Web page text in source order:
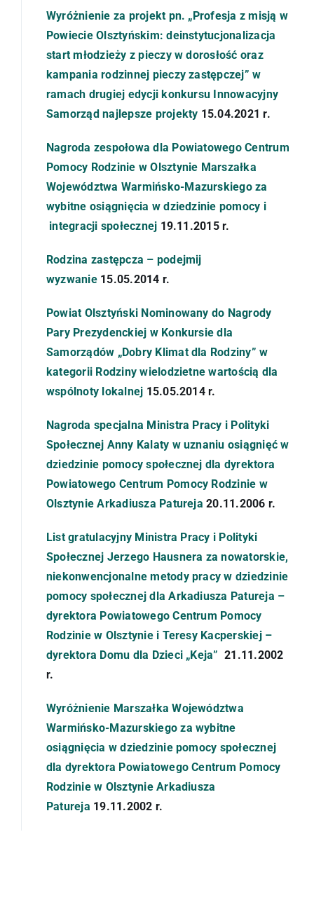
Wyróżnienie za projekt pn. „Profesja z misją w
Powiecie Olsztyńskim: deinstytucjonalizacja
start młodzieży z pieczy w dorosłość oraz
kampania rodzinnej pieczy zastępczej” w
ramach drugiej edycji konkursu Innowacyjny
Samorząd najlepsze projekty 15.04.2021 r.
Nagroda zespołowa dla Powiatowego Centrum
Pomocy Rodzinie w Olsztynie Marszałka
Województwa Warmińsko-Mazurskiego za
wybitne osiągnięcia w dziedzinie pomocy i
integracji społecznej 19.11.2015 r.
Rodzina zastępcza – podejmij
wyzwanie15.05.2014 r.
Powiat Olsztyński Nominowany do Nagrody
Pary Prezydenckiej w Konkursie dla
Samorządów „Dobry Klimat dla Rodziny” w
kategorii Rodziny wielodzietne wartością dla
wspólnoty lokalnej 15.05.2014 r.
Nagroda specjalna Ministra Pracy i Polityki
Społecznej Anny Kalaty w uznaniu osiągnięć w
dziedzinie pomocy społecznej dla dyrektora
Powiatowego Centrum Pomocy Rodzinie w
Olsztynie Arkadiusza Patureja 20.11.2006 r.
List gratulacyjny Ministra Pracy i Polityki
Społecznej Jerzego Hausnera za nowatorskie,
niekonwencjonalne metody pracy w dziedzinie
pomocy społecznej dla Arkadiusza Patureja –
dyrektora Powiatowego Centrum Pomocy
Rodzinie w Olsztynie i Teresy Kacperskiej –
dyrektora Domu dla Dzieci „Keja” 21.11.2002
r.
Wyróżnienie Marszałka Województwa
Warmińsko-Mazurskiego za wybitne
osiągnięcia w dziedzinie pomocy społecznej
dla dyrektora Powiatowego Centrum Pomocy
Rodzinie w Olsztynie Arkadiusza
Patureja 19.11.2002 r.